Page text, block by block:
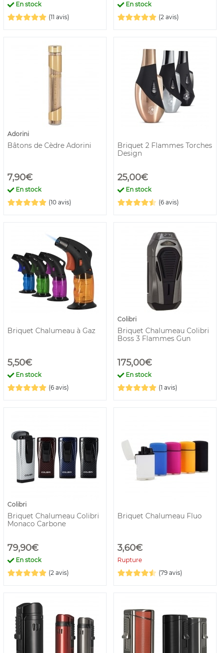
En stock
(11 avis)
En stock
(2 avis)
Adorini
Bâtons de Cèdre Adorini
7,90€
En stock
(10 avis)
Briquet 2 Flammes Torches
Design
25,00€
En stock
(6 avis)
Briquet Chalumeau à Gaz
5,50€
En stock
(6 avis)
Colibri
Briquet Chalumeau Colibri
Boss 3 Flammes Gun
175,00€
En stock
(1 avis)
Colibri
Briquet Chalumeau Colibri
Monaco Carbone
79,90€
En stock
(2 avis)
Briquet Chalumeau Fluo
3,60€
Rupture
(79 avis)